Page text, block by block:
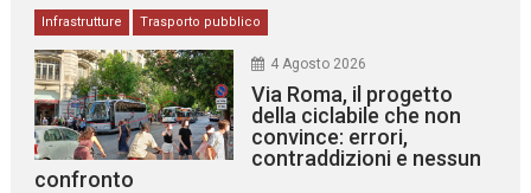
Infrastrutture Trasporto pubblico
4 Agosto 2026
Via Roma, il progetto
della ciclabile che non
convince: errori,
contraddizioni e nessun
confronto